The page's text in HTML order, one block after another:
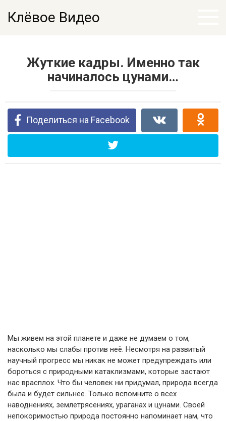
Клёвое Видео
Жуткие кадры. Именно так
начиналось цунами…
Поделиться на Facebook
Мы живем на этой планете и даже не думаем о том,
насколько мы слабы против неё. Несмотря на развитый
научный прогресс мы никак не может предупреждать или
бороться с природными катаклизмами, которые застают
нас врасплох. Что бы человек ни придумал, природа всегда
была и будет сильнее. Только вспомните о всех
наводнениях, землетрясениях, ураганах и цунами. Своей
непокоримостью природа постоянно напоминает нам, что